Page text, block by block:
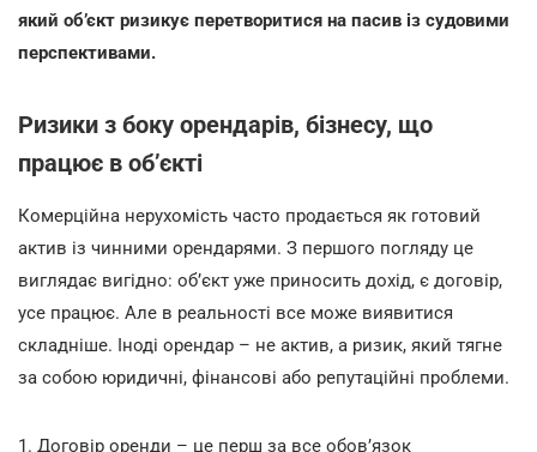
який об’єкт ризикує перетворитися на пасив із судовими
перспективами.
Ризики з боку орендарів, бізнесу, що
працює в об’єкті
Комерційна нерухомість часто продається як готовий
актив із чинними орендарями. З першого погляду це
виглядає вигідно: об’єкт уже приносить дохід, є договір,
усе працює. Але в реальності все може виявитися
складніше. Іноді орендар – не актив, а ризик, який тягне
за собою юридичні, фінансові або репутаційні проблеми.
1. Договір оренди – це перш за все обов’язок